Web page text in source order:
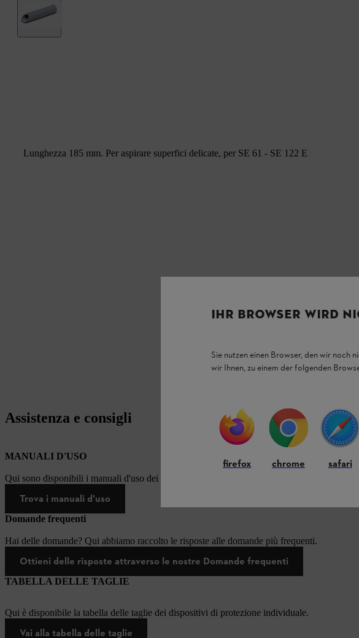
Lunghezza 185 mm. Per aspirare superfici delicate, per SE 61 - SE 122 E
Assistenza e consigli
MANUALI D'USO
Qui sono disponibili i manuali d'uso dei prodotti STIHL.
Trova i manuali d'uso
Domande frequenti
Hai delle domande? Qui abbiamo raccolto le risposte alle domande più frequenti.
Ottieni delle risposte attraverso le nostre Domande frequenti
TABELLA DELLE TAGLIE
Qui è disponibile la tabella delle taglie dei dispositivi di protezione individuale.
Vai alla tabella delle taglie
IHR BROWSER WIRD
Sie nutzen einen Browser, den wir noch
wir Ihnen, zu einem der folgenden
firefox chrome safari